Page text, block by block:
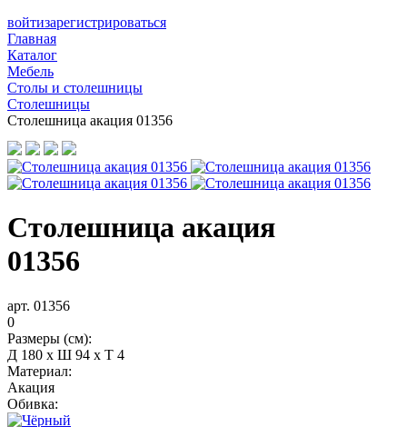
войтизарегистрироваться
Главная
Каталог
Мебель
Столы и столешницы
Столешницы
Столешница акация 01356
Столешница акация
01356
арт. 01356
0
Размеры (см):
Д 180 x Ш 94 x Т 4
Материал:
Акация
Обивка: